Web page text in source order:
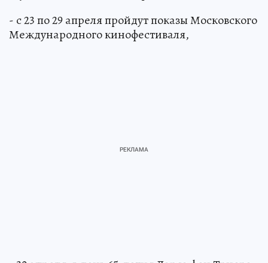
- с 23 по 29 апреля пройдут показы Московского
Международного кинофестиваля,